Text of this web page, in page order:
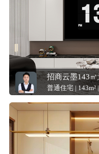
招商云墨143
普通住宅 | 143m²